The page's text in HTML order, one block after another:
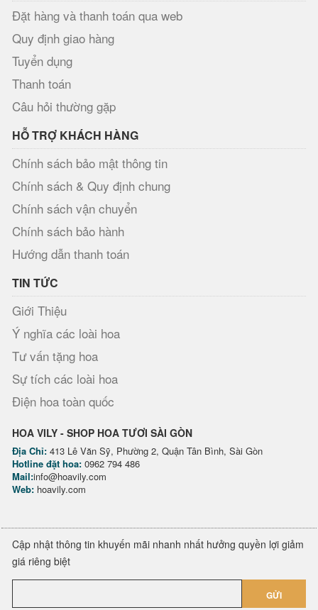
Đặt hàng và thanh toán qua web
Quy định giao hàng
Tuyển dụng
Thanh toán
Câu hỏi thường gặp
HỖ TRỢ KHÁCH HÀNG
Chính sách bảo mật thông tin
Chính sách & Quy định chung
Chính sách vận chuyển
Chính sách bảo hành
Hướng dẫn thanh toán
TIN TỨC
Giới Thiệu
Ý nghĩa các loài hoa
Tư vấn tặng hoa
Sự tích các loài hoa
Điện hoa toàn quốc
HOA VILY - SHOP HOA TƯƠI SÀI GÒN
Địa Chỉ: 413 Lê Văn Sỹ, Phường 2, Quận Tân Bình, Sài Gòn
Hotline đặt hoa: 0962 794 486
Mail:info@hoavily.com
Web: hoavily.com
Cập nhật thông tin khuyến mãi nhanh nhất hưởng quyền lợi giảm
giá riêng biệt
GỬI